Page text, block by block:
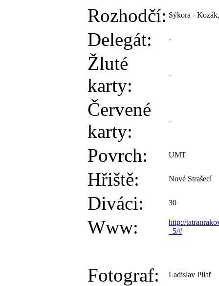
Rozhodčí: Sýkora -
Delegát: -
Žluté
karty:
-
Červené
karty:
-
Povrch: UMT
Hřiště: Nové Strašecí
Diváci: 30
Www:
http://
_5/#
Fotograf: Ladislav Pilař